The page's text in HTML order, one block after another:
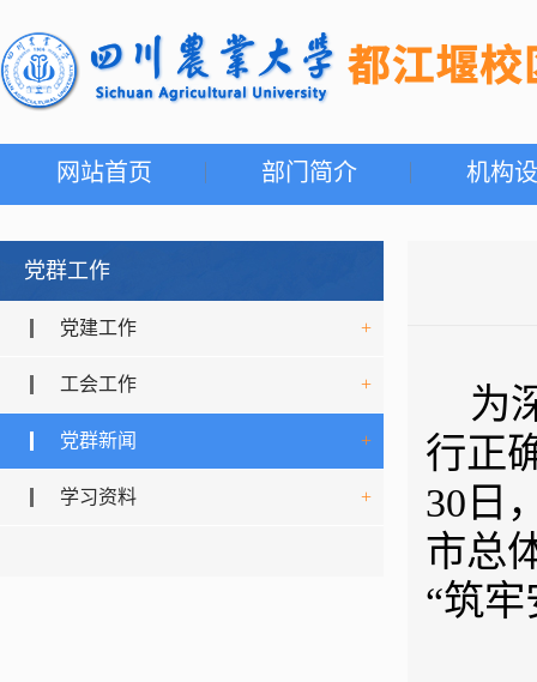
网站首页 部门简介 机构
党群工作
党建工作 +
工会工作 +
党群新闻 +
学习资料 +
为
行正
30日
市总
“筑